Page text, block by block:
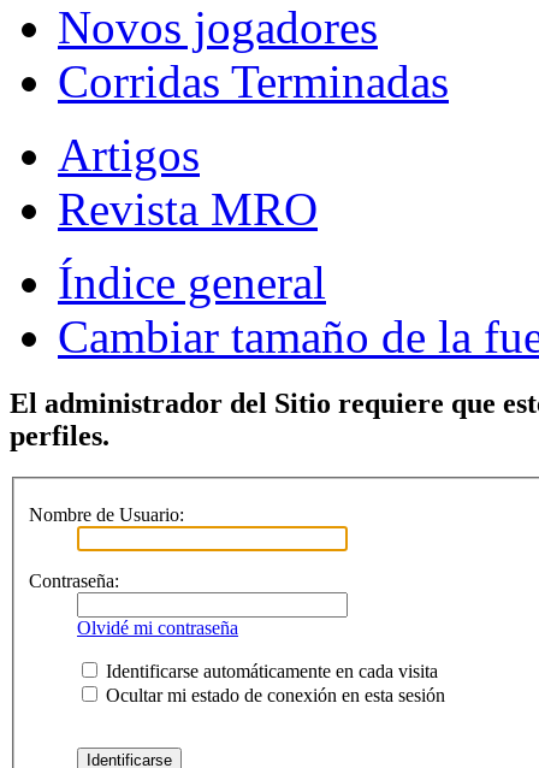
Novos jogadores
Corridas Terminadas
Artigos
Revista MRO
Índice general
Cambiar tamaño de la
El administrador del Sitio requiere que
perfiles.
Nombre de Usuario:
Contraseña:
Olvidé mi contraseña
Identificarse automáticamente en cada visita
Ocultar mi estado de conexión en esta sesión